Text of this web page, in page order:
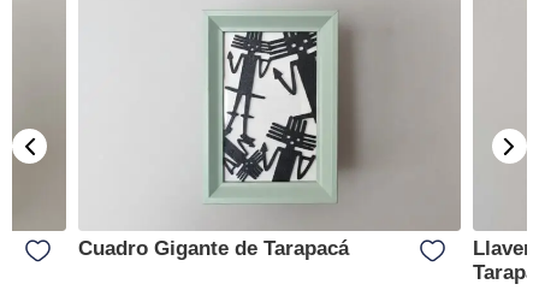
Cuadro Gigante de Tarapacá